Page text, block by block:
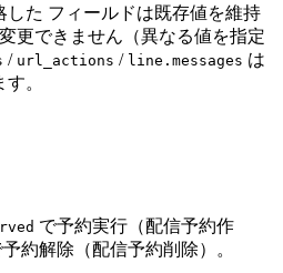
した フィールドは既存値を維持
更できません（異なる値を指定
/ url_actions / line.messages は
。
で予約実行（配信予約作
予約解除（配信予約削除）。